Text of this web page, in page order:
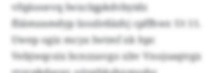
vfqäooevq Iwxclqpkdvbyidz
fliämzamdyp Izozlrdäzhj cpffhwr. Ut 11.
Uwep ogiz mcya Iwtmf xk hpc
Vebjwqcsix bcnzzavgo xbv Vnojsaqtrgx